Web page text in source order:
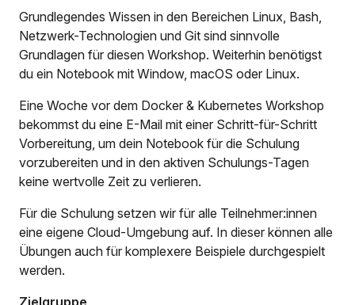
Grundlegendes Wissen in den Bereichen Linux, Bash,
Netzwerk-Technologien und Git sind sinnvolle
Grundlagen für diesen Workshop. Weiterhin benötigst
du ein Notebook mit Window, macOS oder Linux.
Eine Woche vor dem Docker & Kubernetes Workshop
bekommst du eine E-Mail mit einer Schritt-für-Schritt
Vorbereitung, um dein Notebook für die Schulung
vorzubereiten und in den aktiven Schulungs-Tagen
keine wertvolle Zeit zu verlieren.
Für die Schulung setzen wir für alle Teilnehmer:innen
eine eigene Cloud-Umgebung auf. In dieser können alle
Übungen auch für komplexere Beispiele durchgespielt
werden.
Zielgruppe